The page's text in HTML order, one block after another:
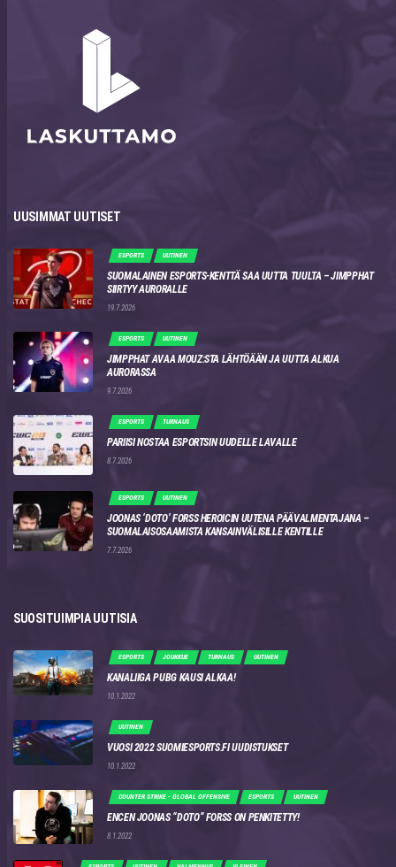
UUSIMMAT UUTISET
ESPORTS UUTINEN
SUOMALAINEN ESPORTS-KENTTÄ SAA UUTTA TUULTA – JIMPPHAT
SIIRTYY AURORALLE
19.7.2026
ESPORTS UUTINEN
JIMPPHAT AVAA MOUZ:STA LÄHTÖÄÄN JA UUTTA ALKUA
AURORASSA
9.7.2026
ESPORTS TURNAUS
PARIISI NOSTAA ESPORTSIN UUDELLE LAVALLE
8.7.2026
ESPORTS UUTINEN
JOONAS ‘DOTO’ FORSS HEROICIN UUTENA PÄÄVALMENTAJANA –
SUOMALAISOSAAMISTA KANSAINVÄLISILLE KENTILLE
7.7.2026
SUOSITUIMPIA UUTISIA
ESPORTS JOUKKUE TURNAUS UUTINEN
KANALIIGA PUBG KAUSI ALKAA!
10.1.2022
UUTINEN
VUOSI 2022 SUOMIESPORTS.FI UUDISTUKSET
10.1.2022
COUNTER STRIKE - GLOBAL OFFENSIVE ESPORTS UUTINEN
ENCEN JOONAS “DOTO” FORSS ON PENKITETTY!
8.1.2022